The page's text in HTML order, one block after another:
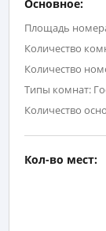
Основное:
Площадь
Количество
Количество
Типы комнат:
Количество
Кол-во мест: